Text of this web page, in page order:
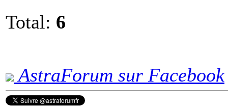
Total: 6
AstraForum sur Facebook